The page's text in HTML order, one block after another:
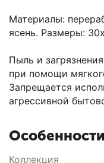
Материалы:
ясень. Размеры:
Пыль и
при помощи
Запрещается
агрессивной
Особенности
Коллекция